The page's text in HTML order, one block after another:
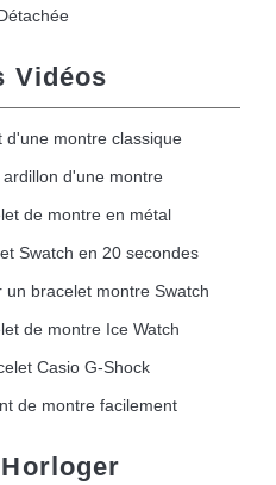
Vidéos
d'une montre classique
d'une montre
de montre en métal
Swatch en 20 secondes
bracelet montre Swatch
de montre Ice Watch
Casio G-Shock
de montre facilement